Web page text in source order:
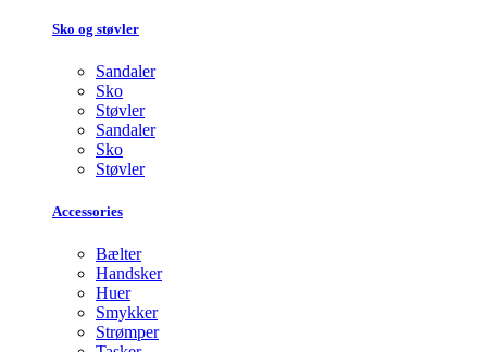
Sko og støvler
Sandaler
Sko
Støvler
Sandaler
Sko
Støvler
Accessories
Bælter
Handsker
Huer
Smykker
Strømper